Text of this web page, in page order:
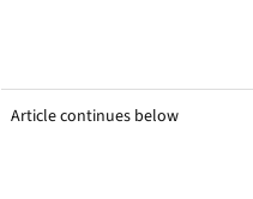
Article continues below